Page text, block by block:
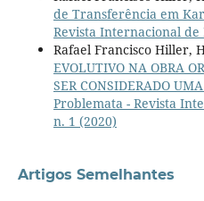
de Transferência em
Revista Internacional de
Rafael Francisco Hiller,
EVOLUTIVO NA OBRA
SER CONSIDERADO
Problemata - Revista
n. 1 (2020)
Artigos Semelhantes